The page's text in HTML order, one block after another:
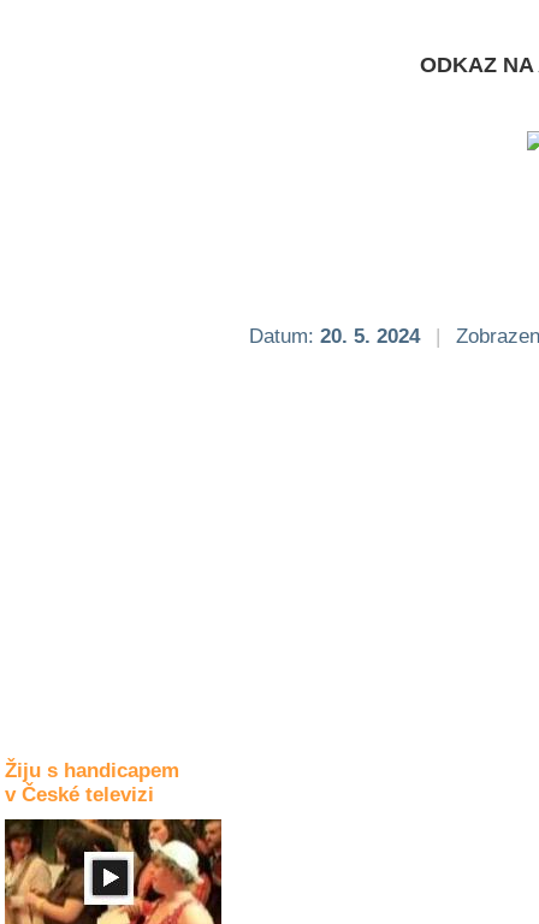
Žiju s handicapem
v České televizi
ODKAZ
Datum: 20. 5. 2024 |